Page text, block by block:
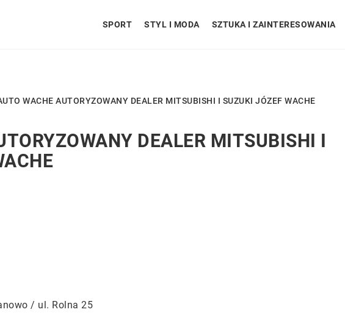
SPORT STYL I MODA SZTUKA I ZAINTERESOWANIA
WACHE AUTORYZOWANY DEALER MITSUBISHI I SUZUKI JÓZEF WACHE
DEALER MITSUBISHI I
/ ul. Rolna 25